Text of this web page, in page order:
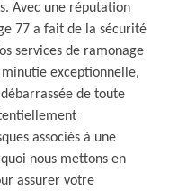
Avec une réputation
77 a fait de la sécurité
services de ramonage
exceptionnelle,
de toute
associés à une
nous mettons en
assurer votre